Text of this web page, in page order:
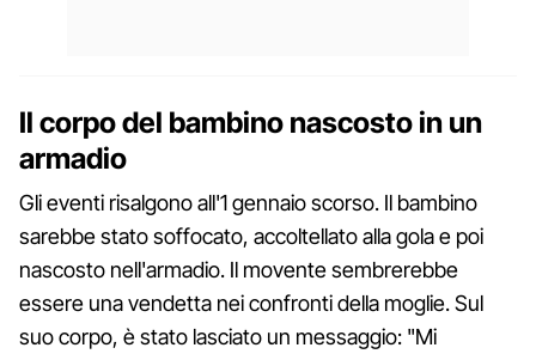
Il corpo del bambino nascosto in un
armadio
Gli eventi risalgono all'1 gennaio scorso. Il bambino
sarebbe stato soffocato, accoltellato alla gola e poi
nascosto nell'armadio. Il movente sembrerebbe
essere una vendetta nei confronti della moglie. Sul
suo corpo, è stato lasciato un messaggio: "Mi